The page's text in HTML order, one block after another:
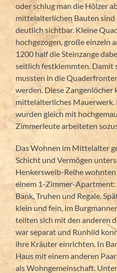
oder schlug man die Hölzer
mittelalterlichen Bauten sind
deutlich sichtbar. Kleine
hochgezogen, große einzeln
1200 half die Steinzange
seitlich festklemmten. Damit
mussten in die
werden. Diese Zangenlöcher
mittelalterliches
wurden gleich mit
Zimmerleute arbeiteten
Das Wohnen im Mittelalter
Schicht und Vermögen
Henkersweib-Reihe
einem 1-Zimmer-
Bank, Truhen und Regale.
klein und fein, im
teilten sich mit den anderen
war separat und Runhild
ihre Kräuter einrichten. In
Haus mit einem anderen
als Wohngemeinschaft.